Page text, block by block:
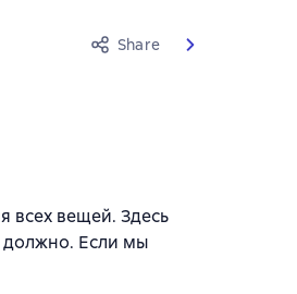
Share
всех вещей. Здесь
должно. Если мы